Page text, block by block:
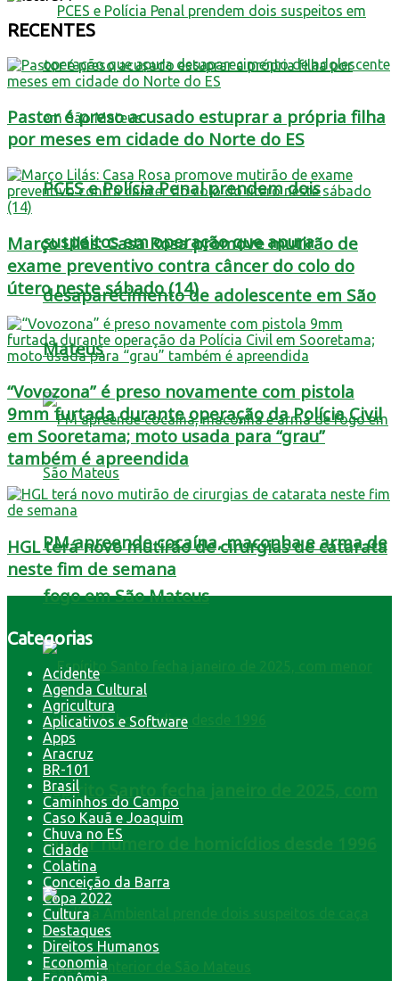
PCES e Polícia Penal prendem dois
suspeitos em operação que apura
desaparecimento de adolescente em São
Mateus
PM apreende cocaína, maconha e arma de
fogo em São Mateus
Espírito Santo fecha janeiro de 2025, com
menor número de homicídios desde 1996
RECENTES
Pastor é preso acusado estuprar a própria filha
por meses em cidade do Norte do ES
Março Lilás: Casa Rosa promove mutirão de
exame preventivo contra câncer do colo do
útero neste sábado (14)
“Vovozona” é preso novamente com pistola
9mm furtada durante operação da Polícia Civil
em Sooretama; moto usada para “grau”
também é apreendida
HGL terá novo mutirão de cirurgias de catarata
neste fim de semana
Categorias
Acidente
Agenda Cultural
Agricultura
Aplicativos e Software
Apps
Aracruz
BR-101
Brasil
Caminhos do Campo
Caso Kauã e Joaquim
Chuva no ES
Cidade
Colatina
Conceição da Barra
Copa 2022
Cultura
Destaques
Direitos Humanos
Economia